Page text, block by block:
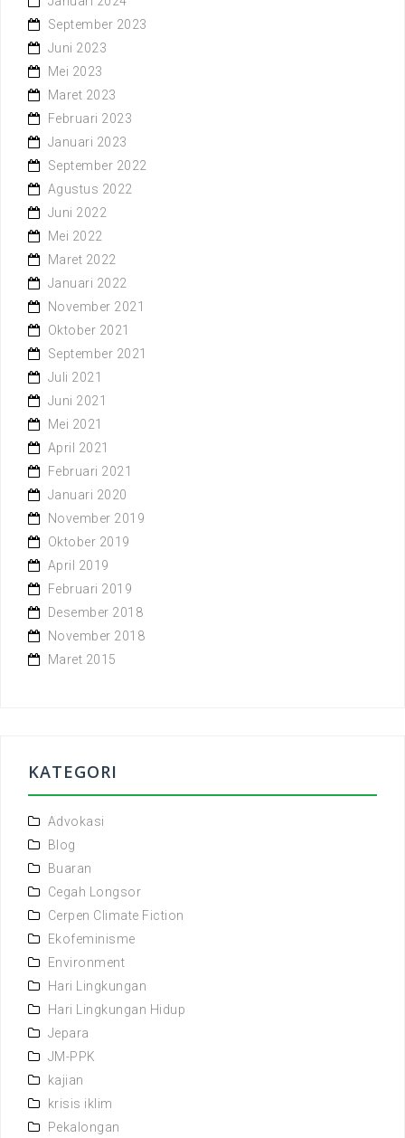
September 2023
Juni 2023
Mei 2023
Maret 2023
Februari 2023
Januari 2023
September 2022
Agustus 2022
Juni 2022
Mei 2022
Maret 2022
Januari 2022
November 2021
Oktober 2021
September 2021
Juli 2021
Juni 2021
Mei 2021
April 2021
Februari 2021
Januari 2020
November 2019
Oktober 2019
April 2019
Februari 2019
Desember 2018
November 2018
Maret 2015
KATEGORI
Advokasi
Blog
Buaran
Cegah Longsor
Cerpen Climate Fiction
Ekofeminisme
Environment
Hari Lingkungan
Hari Lingkungan Hidup
Jepara
JM-PPK
kajian
krisis iklim
Pekalongan